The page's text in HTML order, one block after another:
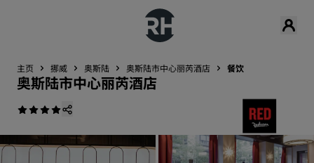
主页 挪威 奥斯陆 奥斯陆市中心丽芮酒店 餐饮
奥斯陆市中心丽芮酒店